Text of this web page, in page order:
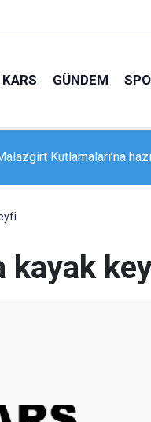
KARS GÜNDEM
Fest" coşkusu sürüyor
kayak